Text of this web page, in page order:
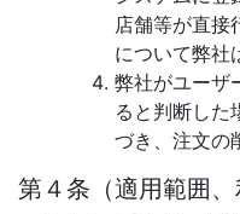
店舗等が直接
について弊社
弊社がユーザ
ると判断した
づき、注文の
第４条（適用範囲、